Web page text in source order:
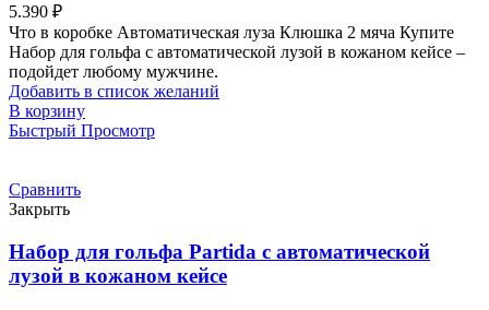
5.390 ₽
Что в коробке Автоматическая луза Клюшка 2 мяча Купите
Набор для гольфа с автоматической лузой в кожаном кейсе –
подойдет любому мужчине.
Добавить в список желаний
В корзину
Быстрый Просмотр
Сравнить
Закрыть
Набор для гольфа Partida c автоматической
лузой в кожаном кейсе